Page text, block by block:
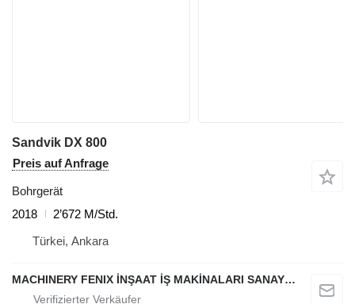
Sandvik DX 800
Preis auf Anfrage
Bohrgerät
2018
2’672 M/Std.
Türkei, Ankara
MACHINERY FENIX İNŞAAT İŞ MAKİNALARI SANAYİ VE TİCARET LİMİTED ŞİRKETİ